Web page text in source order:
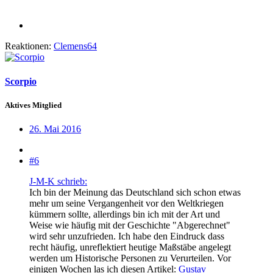
Reaktionen: Clemens64
Scorpio
Aktives Mitglied
26. Mai 2016
#6
J-M-K schrieb:
Ich bin der Meinung das Deutschland sich schon etwas
mehr um seine Vergangenheit vor den Weltkriegen
kümmern sollte, allerdings bin ich mit der Art und
Weise wie häufig mit der Geschichte "Abgerechnet"
wird sehr unzufrieden. Ich habe den Eindruck dass
recht häufig, unreflektiert heutige Maßstäbe angelegt
werden um Historische Personen zu Verurteilen. Vor
einigen Wochen las ich diesen Artikel: Gustav